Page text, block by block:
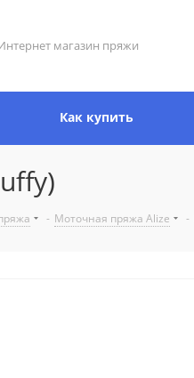
магазин пряжи
Как купить
- Моточная пряжа Alize -